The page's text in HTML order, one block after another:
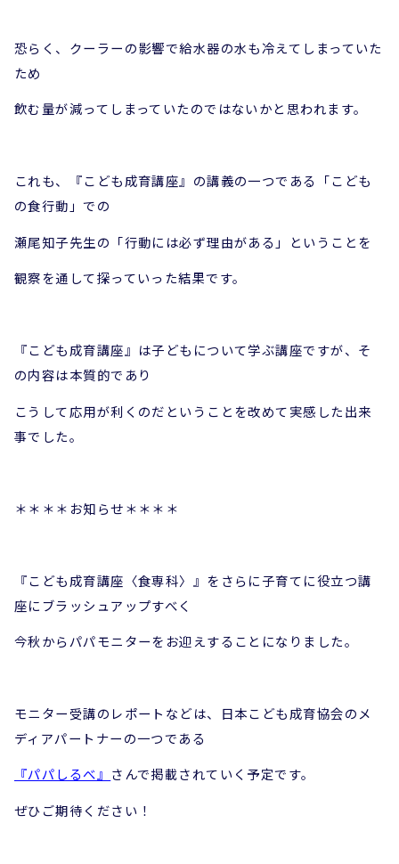
恐らく、クーラーの影響で給水器の水も冷えてしまっていた
ため
飲む量が減ってしまっていたのではないかと思われます。
これも、『こども成育講座』の講義の一つである「こども
の食行動」での
瀬尾知子先生の「行動には必ず理由がある」ということを
観察を通して探っていった結果です。
『こども成育講座』は子どもについて学ぶ講座ですが、そ
の内容は本質的であり
こうして応用が利くのだということを改めて実感した出来
事でした。
＊＊＊＊お知らせ＊＊＊＊
『こども成育講座〈食専科〉』をさらに子育てに役立つ講
座にブラッシュアップすべく
今秋からパパモニターをお迎えすることになりました。
モニター受講のレポートなどは、日本こども成育協会のメ
ディアパートナーの一つである
『パパしるべ』 さんで掲載されていく予定です。
ぜひご期待ください！